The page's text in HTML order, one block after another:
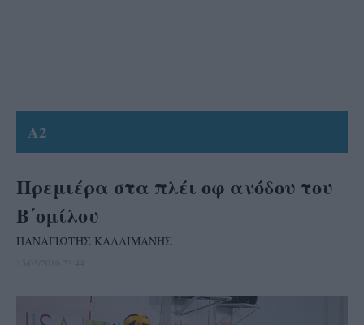
A2
Πρεμιέρα στα πλέι οφ ανόδου του
Β΄ομίλου
ΠΑΝΑΓΙΩΤΗΣ ΚΑΛΛΙΜΑΝΗΣ